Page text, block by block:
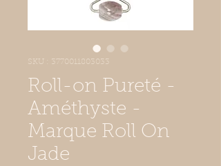
SKU : 3770011803033
Roll-on Pureté -
Améthyste -
Marque Roll On
Jade